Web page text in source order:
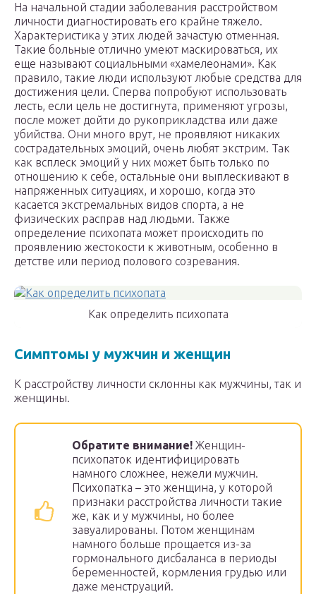
На начальной стадии заболевания расстройством
личности диагностировать его крайне тяжело.
Характеристика у этих людей зачастую отменная.
Такие больные отлично умеют маскироваться, их
еще называют социальными «хамелеонами». Как
правило, такие люди используют любые средства для
достижения цели. Сперва попробуют использовать
лесть, если цель не достигнута, применяют угрозы,
после может дойти до рукоприкладства или даже
убийства. Они много врут, не проявляют никаких
сострадательных эмоций, очень любят экстрим. Так
как всплеск эмоций у них может быть только по
отношению к себе, остальные они выплескивают в
напряженных ситуациях, и хорошо, когда это
касается экстремальных видов спорта, а не
физических расправ над людьми. Также
определение психопата может происходить по
проявлению жестокости к животным, особенно в
детстве или период полового созревания.
Как определить психопата
Симптомы у мужчин и женщин
К расстройству личности склонны как мужчины, так и
женщины.
Обратите внимание! Женщин-
психопаток идентифицировать
намного сложнее, нежели мужчин.
Психопатка – это женщина, у которой
признаки расстройства личности такие
же, как и у мужчины, но более
завуалированы. Потом женщинам
намного больше прощается из-за
гормонального дисбаланса в периоды
беременностей, кормления грудью или
даже менструаций.